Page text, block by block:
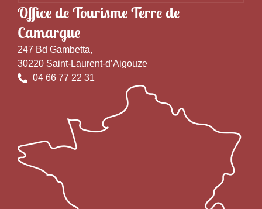
Office de Tourisme Terre de
Camargue
247 Bd Gambetta,
30220 Saint-Laurent-d’Aigouze
04 66 77 22 31